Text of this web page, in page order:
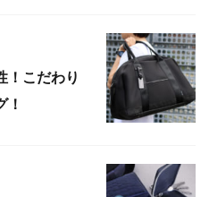
！こだわり
！